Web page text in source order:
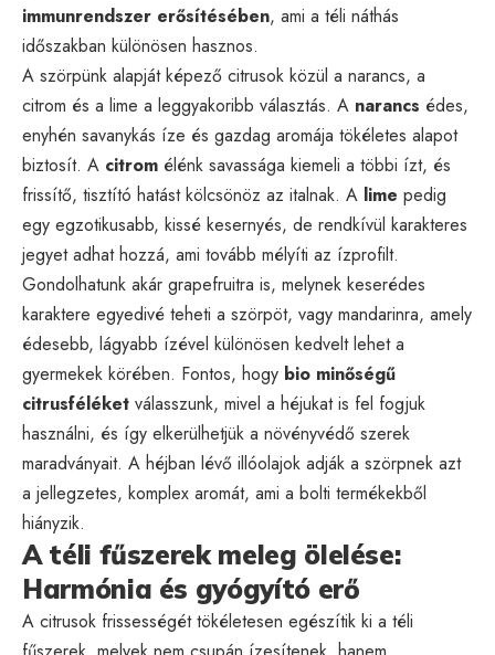
immunrendszer erősítésében, ami a téli náthás
időszakban különösen hasznos.
A szörpünk alapját képező citrusok közül a narancs, a
citrom és a lime a leggyakoribb választás. A narancs édes,
enyhén savanykás íze és gazdag aromája tökéletes alapot
biztosít. A citrom élénk savassága kiemeli a többi ízt, és
frissítő, tisztító hatást kölcsönöz az italnak. A lime pedig
egy egzotikusabb, kissé kesernyés, de rendkívül karakteres
jegyet adhat hozzá, ami tovább mélyíti az ízprofilt.
Gondolhatunk akár grapefruitra is, melynek keserédes
karaktere egyedivé teheti a szörpöt, vagy mandarinra, amely
édesebb, lágyabb ízével különösen kedvelt lehet a
gyermekek körében. Fontos, hogy bio minőségű
citrusféléket válasszunk, mivel a héjukat is fel fogjuk
használni, és így elkerülhetjük a növényvédő szerek
maradványait. A héjban lévő illóolajok adják a szörpnek azt
a jellegzetes, komplex aromát, ami a bolti termékekből
hiányzik.
A téli fűszerek meleg ölelése:
Harmónia és gyógyító erő
A citrusok frissességét tökéletesen egészítik ki a téli